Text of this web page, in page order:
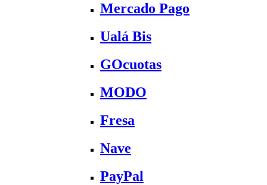
Mercado Pago
Ualá Bis
GOcuotas
MODO
Fresa
Nave
PayPal